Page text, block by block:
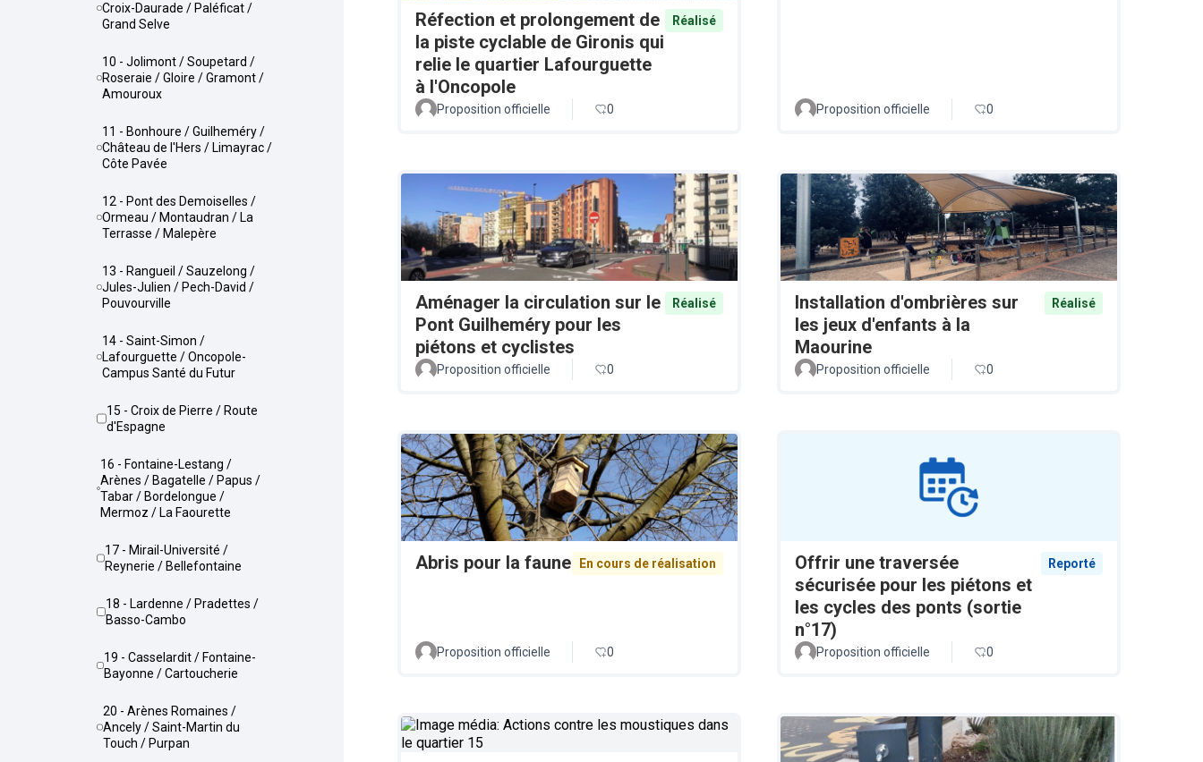
Croix-Daurade / Paléficat /
Grand Selve
10 - Jolimont / Soupetard /
Roseraie / Gloire / Gramont /
Amouroux
11 - Bonhoure / Guilheméry /
Château de l'Hers / Limayrac /
Côte Pavée
12 - Pont des Demoiselles /
Ormeau / Montaudran / La
Terrasse / Malepère
13 - Rangueil / Sauzelong /
Jules-Julien / Pech-David /
Pouvourville
14 - Saint-Simon /
Lafourguette / Oncopole-
Campus Santé du Futur
15 - Croix de Pierre / Route
d'Espagne
16 - Fontaine-Lestang /
Arènes / Bagatelle / Papus /
Tabar / Bordelongue /
Mermoz / La Faourette
17 - Mirail-Université /
Reynerie / Bellefontaine
18 - Lardenne / Pradettes /
Basso-Cambo
19 - Casselardit / Fontaine-
Bayonne / Cartoucherie
20 - Arènes Romaines /
Ancely / Saint-Martin du
Touch / Purpan
Réfection et prolongement de
la piste cyclable de Gironis qui
relie le quartier Lafourguette
à l'Oncopole
Réalisé
Proposition officielle 0 Proposition officielle 0
Aménager la circulation sur le
Pont Guilheméry pour les
piétons et cyclistes
Réalisé
Proposition officielle 0
Installation d'ombrières sur
les jeux d'enfants à la
Maourine
Réalisé
Proposition officielle 0
Abris pour la faune En cours de réalisation
Proposition officielle 0
Offrir une traversée
sécurisée pour les piétons et
les cycles des ponts (sortie
n°17)
Reporté
Proposition officielle 0